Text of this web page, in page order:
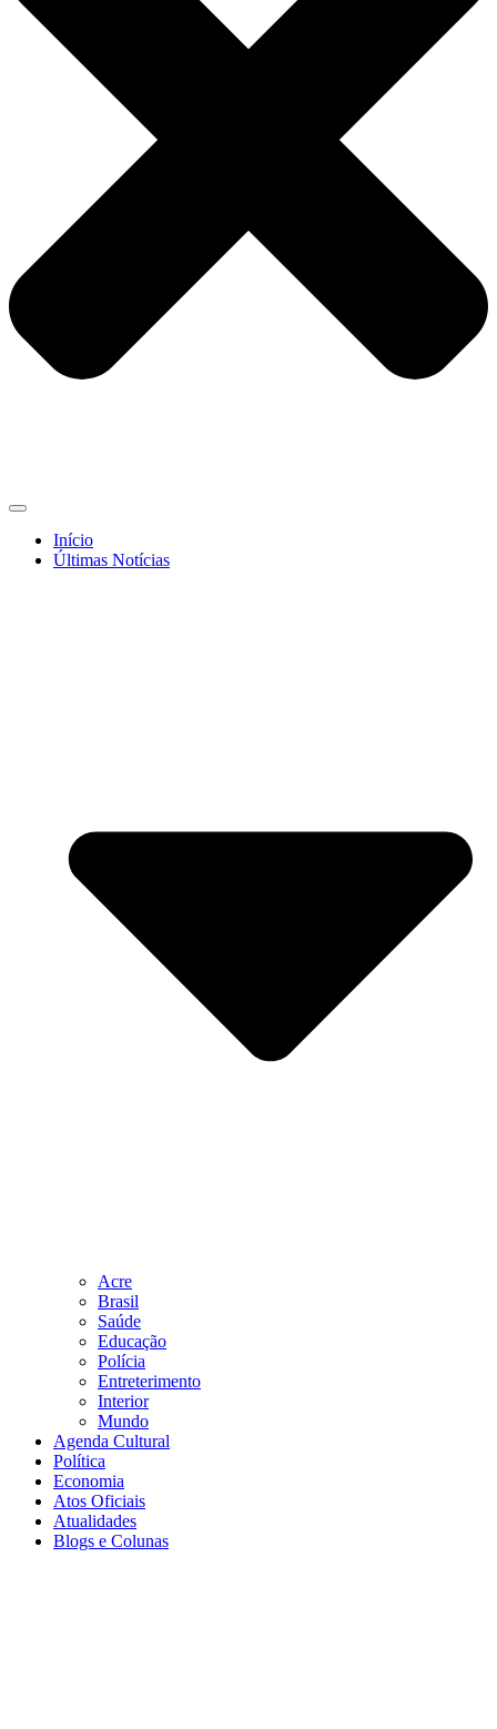
Início
Últimas Notícias
Acre
Brasil
Saúde
Educação
Polícia
Entreterimento
Interior
Mundo
Agenda Cultural
Política
Economia
Atos Oficiais
Atualidades
Blogs e Colunas